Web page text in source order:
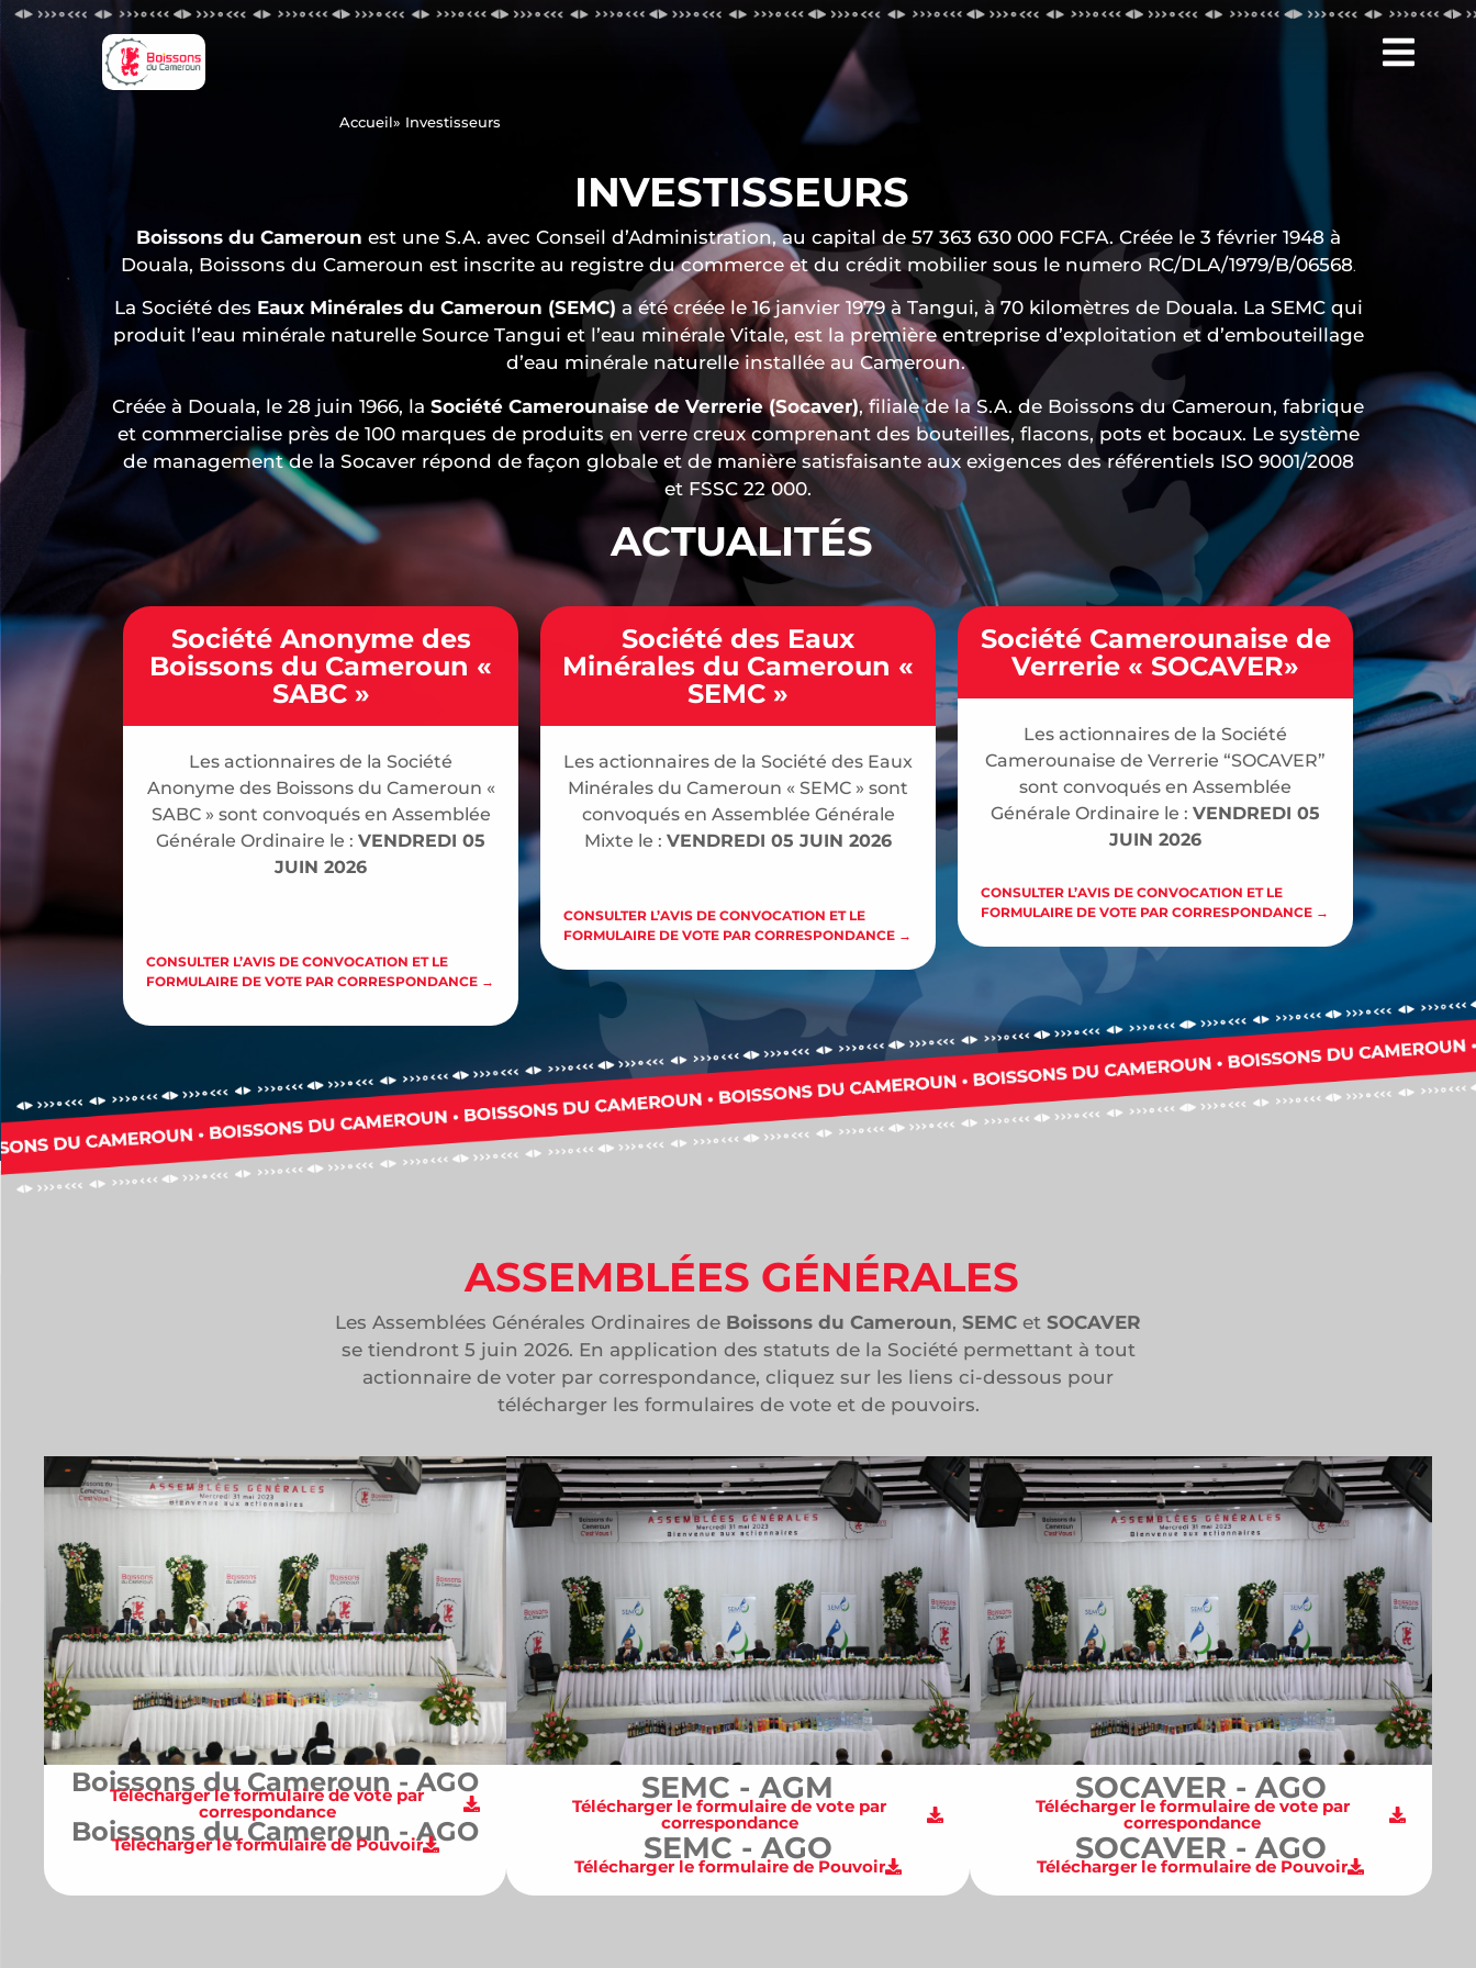
Accueil» Investisseurs
INVESTISSEURS
Boissons du Cameroun est une S.A. avec Conseil d’Administration, au capital de 57 363 630 000 FCFA. Créée le 3 février 1948 à
Douala, Boissons du Cameroun est inscrite au registre du commerce et du crédit mobilier sous le numero RC/DLA/1979/B/06568.
La Société des Eaux Minérales du Cameroun (SEMC) a été créée le 16 janvier 1979 à Tangui, à 70 kilomètres de Douala. La SEMC qui
produit l’eau minérale naturelle Source Tangui et l’eau minérale Vitale, est la première entreprise d’exploitation et d’embouteillage
d’eau minérale naturelle installée au Cameroun.
Créée à Douala, le 28 juin 1966, la Société Camerounaise de Verrerie (Socaver), filiale de la S.A. de Boissons du Cameroun, fabrique
et commercialise près de 100 marques de produits en verre creux comprenant des bouteilles, flacons, pots et bocaux. Le système
de management de la Socaver répond de façon globale et de manière satisfaisante aux exigences des référentiels ISO 9001/2008
et FSSC 22 000.
ACTUALITÉS
Société Anonyme des
Boissons du Cameroun «
SABC »
Les actionnaires de la Société
Anonyme des Boissons du Cameroun «
SABC » sont convoqués en Assemblée
Générale Ordinaire le : VENDREDI 05
JUIN 2026
CONSULTER L’AVIS DE CONVOCATION ET LE
FORMULAIRE DE VOTE PAR CORRESPONDANCE →
Société des Eaux
Minérales du Cameroun «
SEMC »
Les actionnaires de la Société des Eaux
Minérales du Cameroun « SEMC » sont
convoqués en Assemblée Générale
Mixte le : VENDREDI 05 JUIN 2026
CONSULTER L’AVIS DE CONVOCATION ET LE
FORMULAIRE DE VOTE PAR CORRESPONDANCE →
Société Camerounaise de
Verrerie « SOCAVER»
Les actionnaires de la Société
Camerounaise de Verrerie “SOCAVER”
sont convoqués en Assemblée
Générale Ordinaire le : VENDREDI 05
JUIN 2026
CONSULTER L’AVIS DE CONVOCATION ET LE
FORMULAIRE DE VOTE PAR CORRESPONDANCE →
ASSEMBLÉES GÉNÉRALES
Les Assemblées Générales Ordinaires de Boissons du Cameroun, SEMC et SOCAVER
se tiendront 5 juin 2026. En application des statuts de la Société permettant à tout
actionnaire de voter par correspondance, cliquez sur les liens ci-dessous pour
télécharger les formulaires de vote et de pouvoirs.
Boissons du Cameroun - AGO
Télécharger le formulaire de vote par
correspondance
Boissons du Cameroun - AGO
Télécharger le formulaire de Pouvoir
SEMC - AGM
Télécharger le formulaire de vote par
correspondance
SEMC - AGO
Télécharger le formulaire de Pouvoir
SOCAVER - AGO
Télécharger le formulaire de vote par
correspondance
SOCAVER - AGO
Télécharger le formulaire de Pouvoir